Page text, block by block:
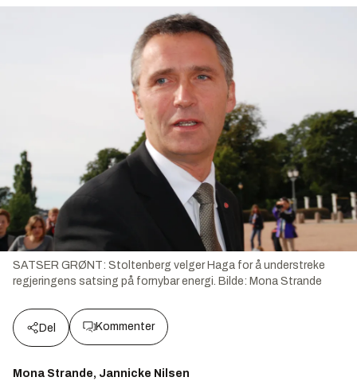
SATSER GRØNT: Stoltenberg velger Haga for å understreke
regjeringens satsing på fornybar energi. Bilde: Mona Strande
Del Kommenter
Mona Strande, Jannicke Nilsen